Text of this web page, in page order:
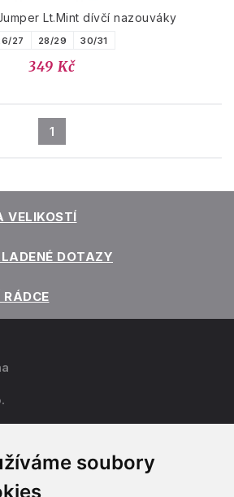
soubory
Lt.Mint dívčí nazouváky
27 28/29 30/31
349 Kč
1
VELIKOSTÍ
DOTAZY